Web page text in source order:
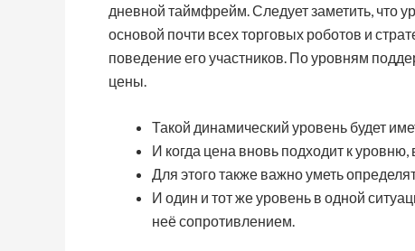
дневной таймфрейм. Следует заметить, что
основой почти всех торговых роботов и
поведение его участников. По уровням
цены.
Такой динамический уровень будет
И когда цена вновь подходит к
Для этого также важно уметь
И один и тот же уровень в одной
неё сопротивлением.